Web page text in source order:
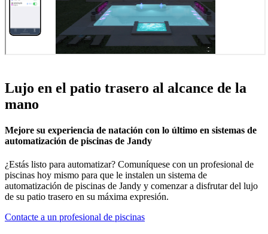
Lujo en el patio trasero al alcance de la
mano
Mejore su experiencia de natación con lo último en sistemas de
automatización de piscinas de Jandy
¿Estás listo para automatizar? Comuníquese con un profesional de
piscinas hoy mismo para que le instalen un sistema de
automatización de piscinas de Jandy y comenzar a disfrutar del lujo
de su patio trasero en su máxima expresión.
Contacte a un profesional de piscinas